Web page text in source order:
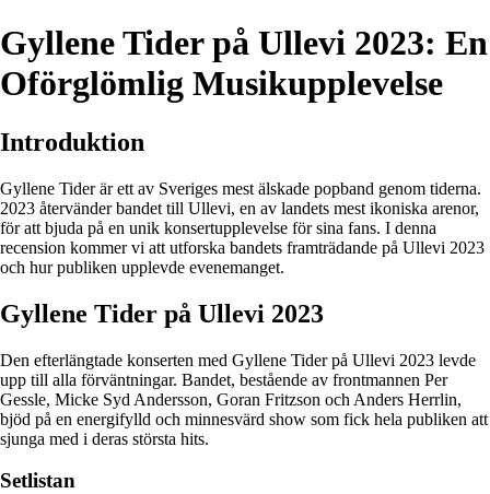
Gyllene Tider på Ullevi 2023: En
Oförglömlig Musikupplevelse
Introduktion
Gyllene Tider är ett av Sveriges mest älskade popband genom tiderna.
2023 återvänder bandet till Ullevi, en av landets mest ikoniska arenor,
för att bjuda på en unik konsertupplevelse för sina fans. I denna
recension kommer vi att utforska bandets framträdande på Ullevi 2023
och hur publiken upplevde evenemanget.
Gyllene Tider på Ullevi 2023
Den efterlängtade konserten med Gyllene Tider på Ullevi 2023 levde
upp till alla förväntningar. Bandet, bestående av frontmannen Per
Gessle, Micke Syd Andersson, Goran Fritzson och Anders Herrlin,
bjöd på en energifylld och minnesvärd show som fick hela publiken att
sjunga med i deras största hits.
Setlistan